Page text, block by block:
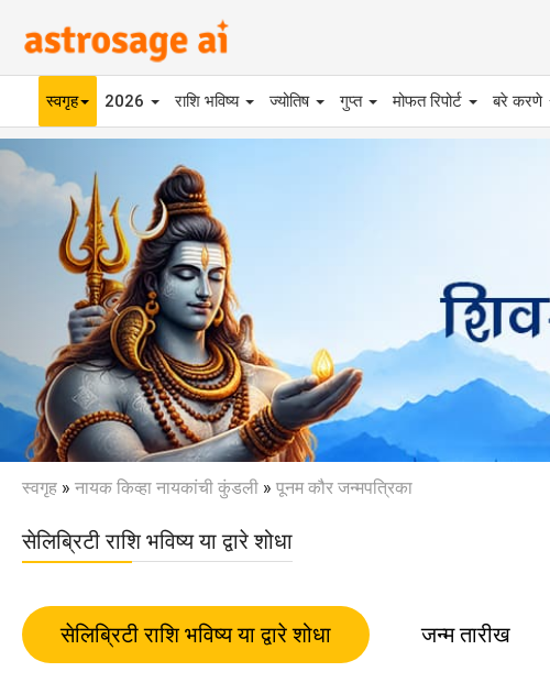
स्वगृह 2026 राशि भविष्य ज्योतिष गुप्त मोफत रिपोर्ट बरे करणे
Previous
स्वगृह » नायक किव्हा नायकांची कुंडली » पूनम कौर जन्मपत्रिका
सेलिब्रिटी राशि भविष्य या द्वारे शोधा
सेलिब्रिटी राशि भविष्य या द्वारे शोधा जन्म तारीख